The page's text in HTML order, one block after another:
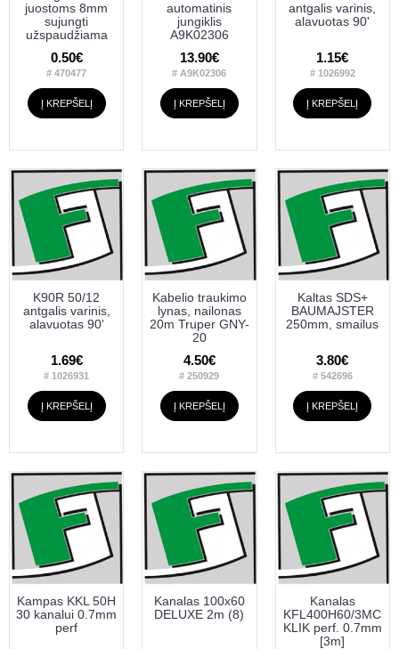
juostoms 8mm
sujungti
užspaudžiama
0.50€
# 470477
Į KREPŠELĮ
automatinis
jungiklis
A9K02306
13.90€
# A9K02306
Į KREPŠELĮ
antgalis varinis,
alavuotas 90'
1.15€
# 1026992
Į KREPŠELĮ
K90R 50/12
antgalis varinis,
alavuotas 90'
1.69€
# 1026931
Į KREPŠELĮ
Kabelio traukimo
lynas, nailonas
20m Truper GNY-
20
4.50€
# 250929
Į KREPŠELĮ
Kaltas SDS+
BAUMAJSTER
250mm, smailus
3.80€
# 542696
Į KREPŠELĮ
Kampas KKL 50H
30 kanalui 0.7mm
perf
Kanalas 100x60
DELUXE 2m (8)
Kanalas
KFL400H60/3MC
KLIK perf. 0.7mm
[3m]